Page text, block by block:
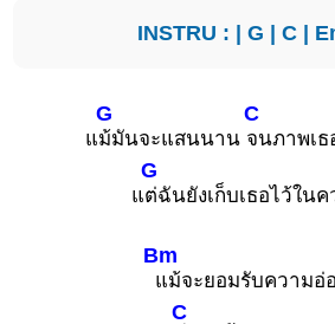
INSTRU : | G | C |
แ
G
ม้มันจะแสนนาน
C
จนภาพเธ
แ
G
ต่ฉันยังเก็บเธอไว้ในค
Bm
แม้จะยอมรับความอ่
C